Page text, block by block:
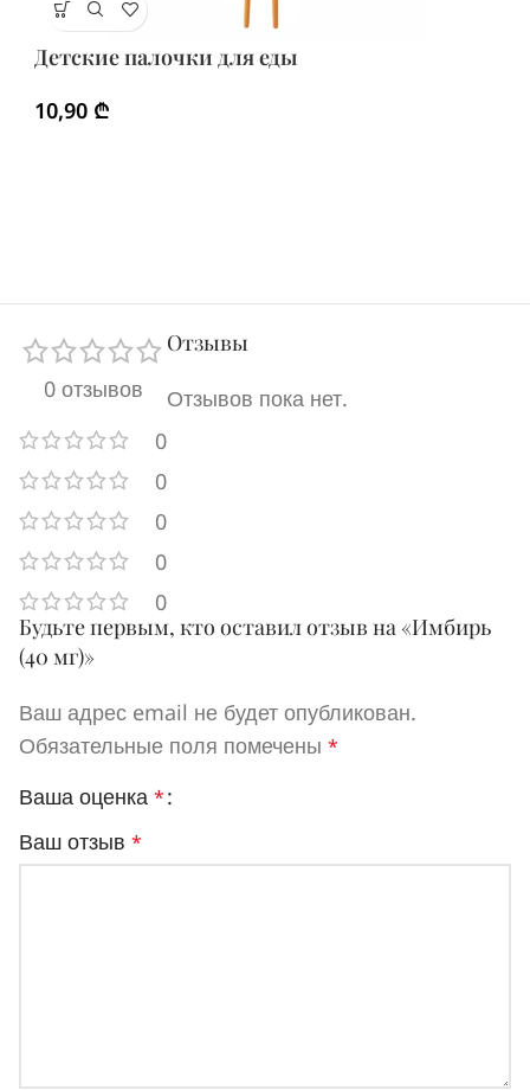
Детские палочки для еды
10,90 ₾
0 отзывов
0
0
0
0
0
Отзывы
Отзывов пока нет.
Будьте первым, кто оставил отзыв на «Имбирь
(40 мг)»
Ваш адрес email не будет опубликован.
Обязательные поля помечены *
Ваша оценка *
Ваш отзыв *